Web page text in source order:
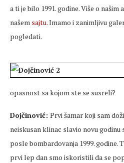
a ti je bilo 1991. godine. Više o
našem sajtu. Imamo i zanimljivu
pogledati.
opasnost sa kojom ste se susreli?
Dojčinović: Prvi šamar koji sam
neiskusan klinac slavio novu
posle bombardovanja 1999. godine.
prvi lep dan smo iskoristili da se